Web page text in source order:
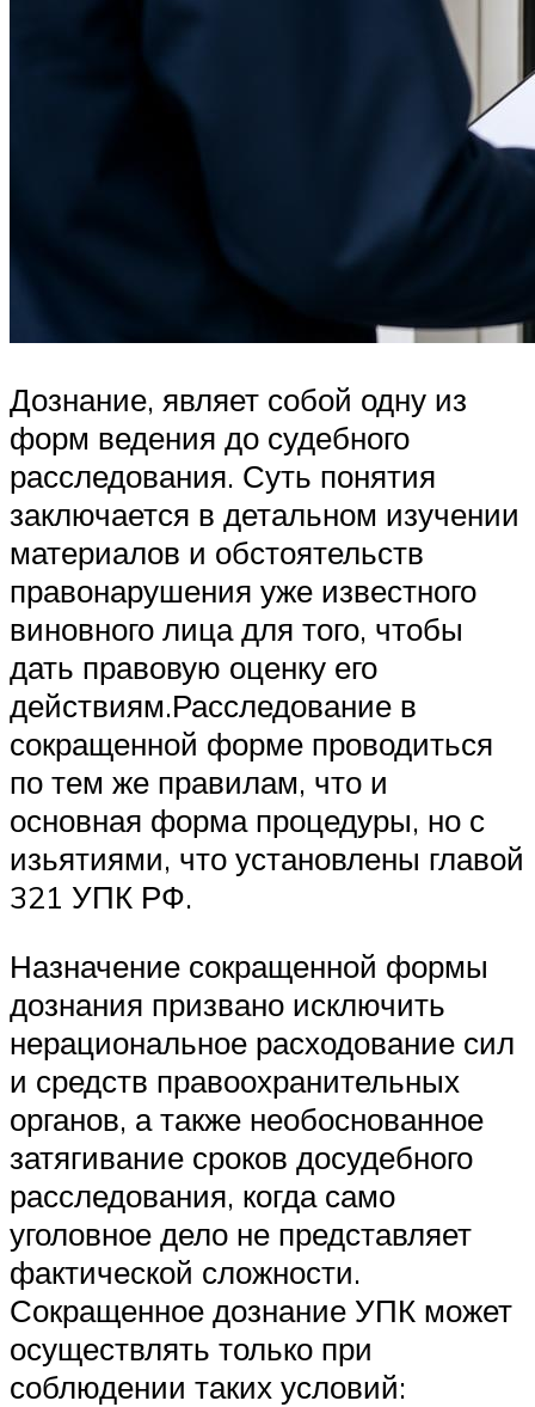
Дознание, являет собой одну из
форм ведения до судебного
расследования. Суть понятия
заключается в детальном изучении
материалов и обстоятельств
правонарушения уже известного
виновного лица для того, чтобы
дать правовую оценку его
действиям.Расследование в
сокращенной форме проводиться
по тем же правилам, что и
основная форма процедуры, но с
изьятиями, что установлены главой
321 УПК РФ.
Назначение сокращенной формы
дознания призвано исключить
нерациональное расходование сил
и средств правоохранительных
органов, а также необоснованное
затягивание сроков досудебного
расследования, когда само
уголовное дело не представляет
фактической сложности.
Сокращенное дознание УПК может
осуществлять только при
соблюдении таких условий: